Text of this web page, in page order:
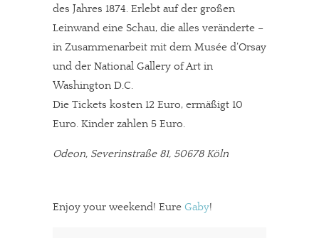
des Jahres 1874. Erlebt auf der großen
Leinwand eine Schau, die alles veränderte –
in Zusammenarbeit mit dem Musée d’Orsay
und der National Gallery of Art in
Washington D.C.
Die Tickets kosten 12 Euro, ermäßigt 10
Euro. Kinder zahlen 5 Euro.
Odeon, Severinstraße 81, 50678 Köln
Enjoy your weekend! Eure Gaby!